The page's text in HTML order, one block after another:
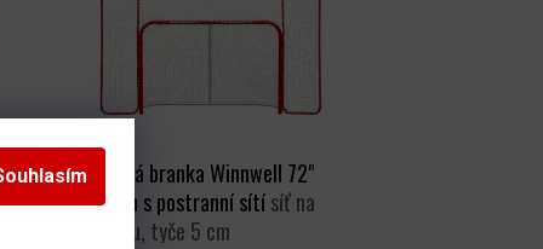
Hokejová branka Winnwell 72"
ProForm s postranní sítísíť na
tkaničku, tyče 5 cm